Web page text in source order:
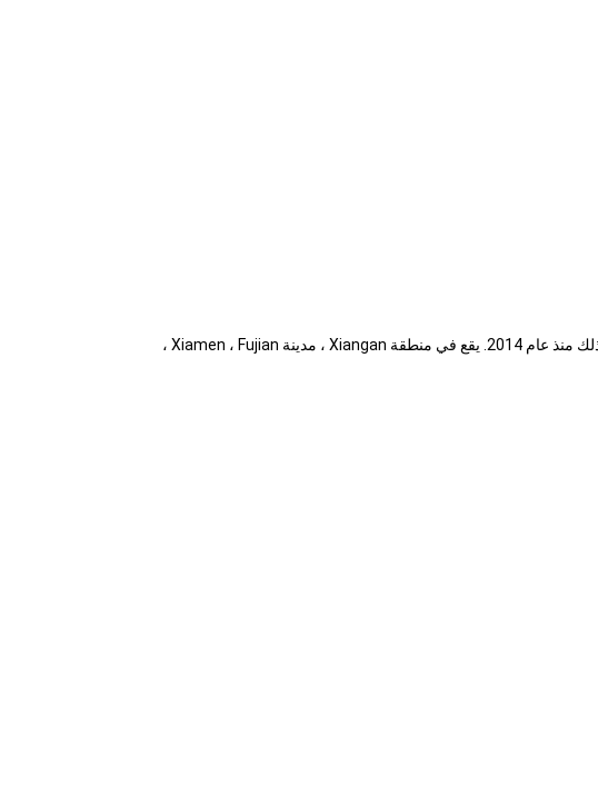
نحن مصنع وشركة تجارية لأوعية ورقية كرافت للاستعمال مرة واحدة وأكواب ورقية كرافت وأكواب بلاستيكية وأدوات مائدة وما إلى ذلك منذ عام 2014. يقع في منطقة Xiangan ، مدينة Xiamen ، Fujian ،